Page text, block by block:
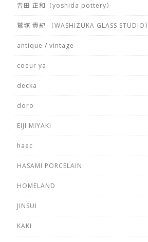
𠮷田 正和（yoshida pottery）
鷲塚 貴紀 （WASHIZUKA GLASS STUDIO）
antique / vintage
coeur ya.
decka
doro
EIJI MIYAKI
haec
HASAMI PORCELAIN
HOMELAND
JINSUI
KAKI